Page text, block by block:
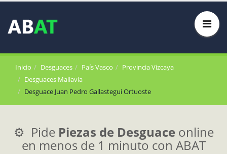
Inicio Desguaces País Vasco
Provincia Vizcaya
Desguaces Mallavia
Desguace Juan Pedro Gallastegui Ortuoste
⚙️ Pide Piezas de Desguace online
en menos de 1 minuto con ABAT